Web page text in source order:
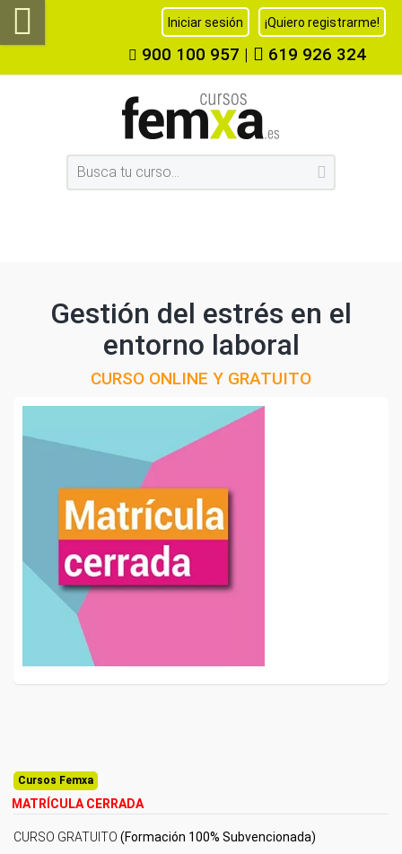
Iniciar sesión ¡Quiero registrarme!
900 100 957 | 619 926 324
Gestión del estrés en el
entorno laboral
CURSO ONLINE Y GRATUITO
Cursos Femxa
MATRÍCULA CERRADA
CURSO GRATUITO (Formación 100% Subvencionada)